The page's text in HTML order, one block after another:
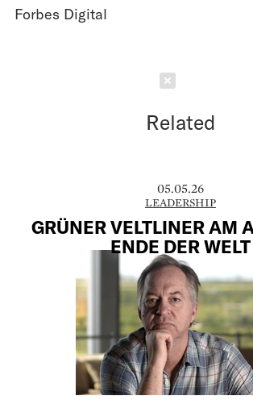
Forbes Digital
Related
05.05.26
LEADERSHIP
GRÜNER VELTLINER AM
ENDE DER WELT